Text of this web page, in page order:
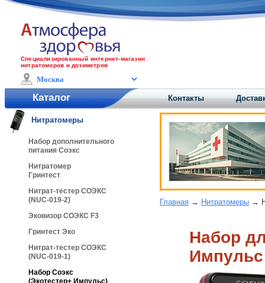
Специализированный интернет-магазин
нитратомеров и дозиметров
Каталог Контакты
Нитратомеры
Набор дополнительного
питания Соэкс
Нитратомер
Гринтест
Нитрат-тестер СОЭКС
(NUC-019-2)
Эковизор СОЭКС F3
Гринтест Эко
Нитрат-тестер СОЭКС
(NUC-019-1)
Набор Соэкс
(Экотестер+ Импульс)
Главная → Нитратомеры →
Набор
Импульс